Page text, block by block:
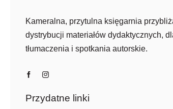
Kameralna, przytulna księgarnia
dystrybucji materiałów dydaktycznych,
tłumaczenia i spotkania autorskie.
Przydatne linki